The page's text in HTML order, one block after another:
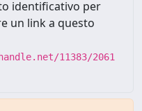
identificativo per
un link a questo
11383/2061